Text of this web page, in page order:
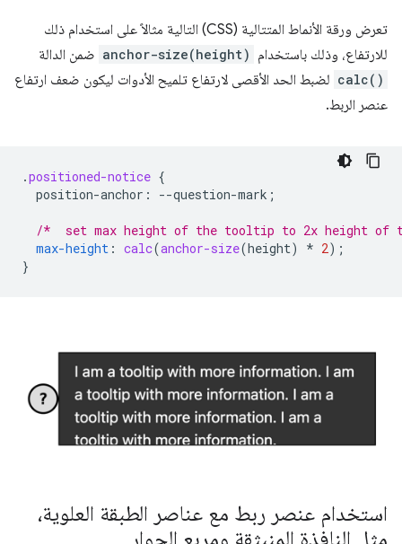
تعرض ورقة الأنماط المتتالية (CSS) التالية مثالاً على استخدام ذلك
للارتفاع، وذلك باستخدام anchor-size(height) ضمن الدالة
calc() لضبط الحد الأقصى لارتفاع تلميح الأدوات ليكون ضعف ارتفاع
عنصر الربط.
.positioned-notice {
position-anchor : --question-mark ;
/*  set max height of the tooltip to 2x height of
max-height : calc(anchor-size(height) * 2);
}
استخدام عنصر ربط مع عناصر الطبقة العلوية،
مثل النافذة المنبثقة ومربع الحوار